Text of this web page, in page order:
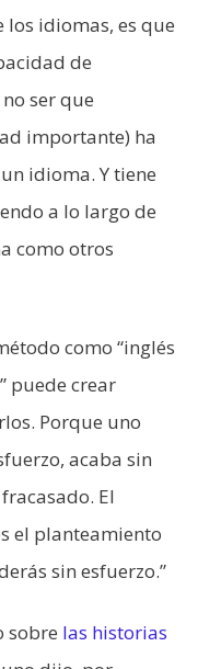
los idiomas, es que
de
ser que
importante) ha
idioma. Y tiene
a lo largo de
como otros
como “inglés
puede crear
Porque uno
acaba sin
El
el planteamiento
sin esfuerzo.”
sobre las historias